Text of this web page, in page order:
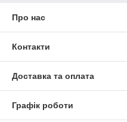
Про нас
Контакти
Доставка та оплата
Графік роботи